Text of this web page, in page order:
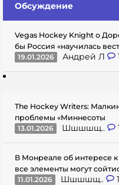
Обсуждение
Vegas Hockey Knight о
бы Россия «научилась
19.01.2026
Андрей Л
The Hockey Writers:
проблемы «Миннесоты
13.01.2026
Шшшшщ..
В Монреале об интересе
все элементы могут
11.01.2026
Шшшшщ.. 1